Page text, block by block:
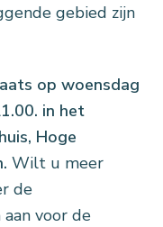
gebied zijn
op woensdag
in het
Hoge
Wilt u meer
de
voor de